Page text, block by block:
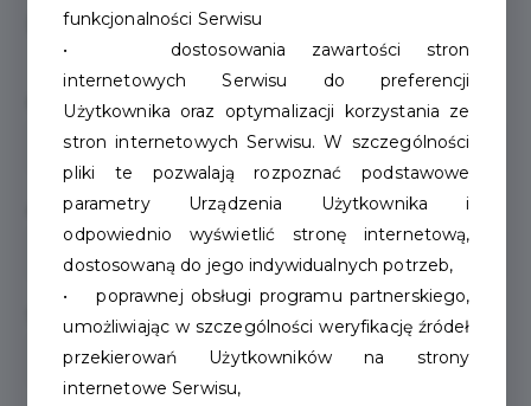
Dane kontaktowe
Kontakt telefoniczny(opcjonalnie)
Adres e-mail(opcjonalnie)
Strona www (opcjonalnie)
funkcjonalności Serwisu
• dostosowania zawartości stron
internetowych Serwisu do preferencji
Użytkownika oraz optymalizacji korzystania ze
stron internetowych Serwisu. W szczególności
pliki te pozwalają rozpoznać podstawowe
parametry Urządzenia Użytkownika i
odpowiednio wyświetlić stronę internetową,
dostosowaną do jego indywidualnych potrzeb,
• poprawnej obsługi programu partnerskiego,
umożliwiając w szczególności weryfikację źródeł
przekierowań Użytkowników na strony
internetowe Serwisu,